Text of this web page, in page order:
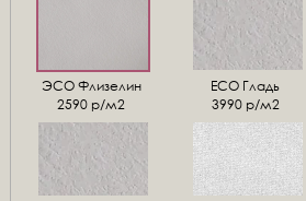
ЭСО Флизелин
2590 р/м2
ЕСО Гладь
3990 р/м2